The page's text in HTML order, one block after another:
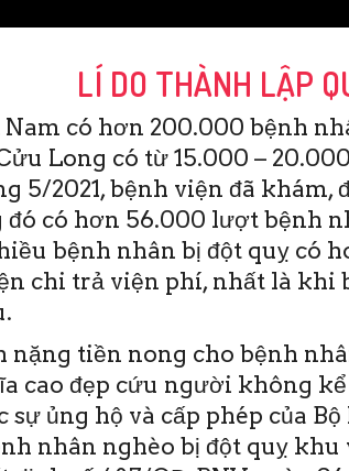
LÍ DO THÀNH LẬP
có hơn 200.000 bệnh
Long có từ 15.000 –
5/2021, bệnh viện đã
có hơn 56.000 lượt bệnh
bệnh nhân bị đột quỵ có
chi trả viện phí, nhất là khi
nặng tiền nong cho bệnh
cao đẹp cứu người không
sự ủng hộ và cấp phép của
nhân nghèo bị đột quỵ khu